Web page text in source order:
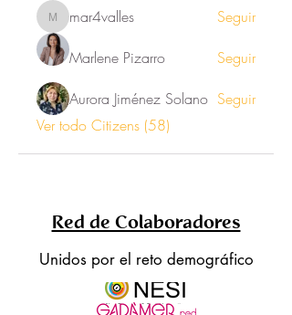
mar4valles
mar4valles Seguir
Marlene Pizarro Seguir
Aurora Jiménez Solano Seguir
Ver todo Citizens (58)
Red de Colaboradores
Unidos por el reto demográfico